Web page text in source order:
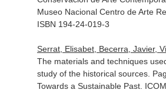
Museo Nacional Centro de Arte
ISBN 194-24-019-3
Serrat, Elisabet, Becerra, Javier,
The materials and techniques
study of the historical sources.
Towards a Sustainable Past.